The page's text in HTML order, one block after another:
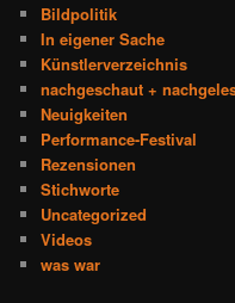
Bildpolitik
In eigener Sache
Künstlerverzeichnis
nachgeschaut +
Neuigkeiten
Performance-Festival
Rezensionen
Stichworte
Uncategorized
Videos
was war